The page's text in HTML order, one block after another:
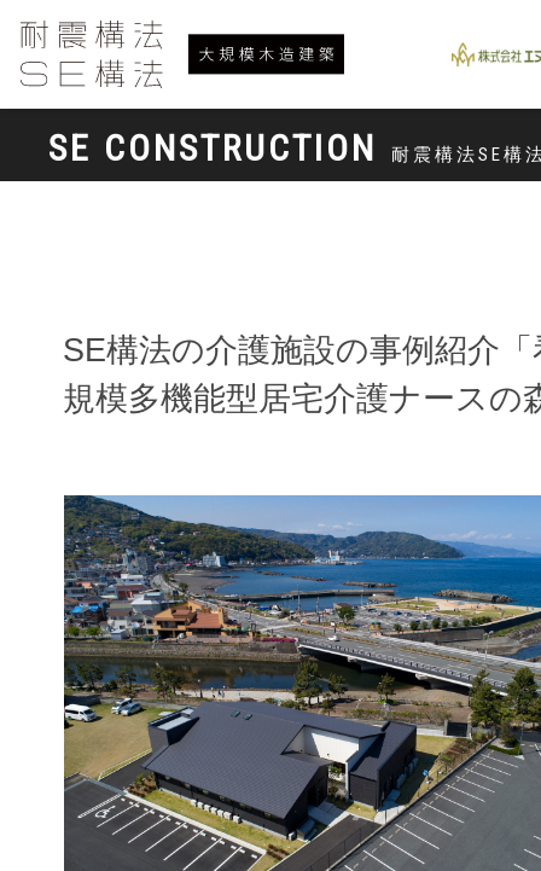
SE CONSTRUCTION 耐震構法SE構
SE構法の介護施設の事例紹介
規模多機能型居宅介護ナースの